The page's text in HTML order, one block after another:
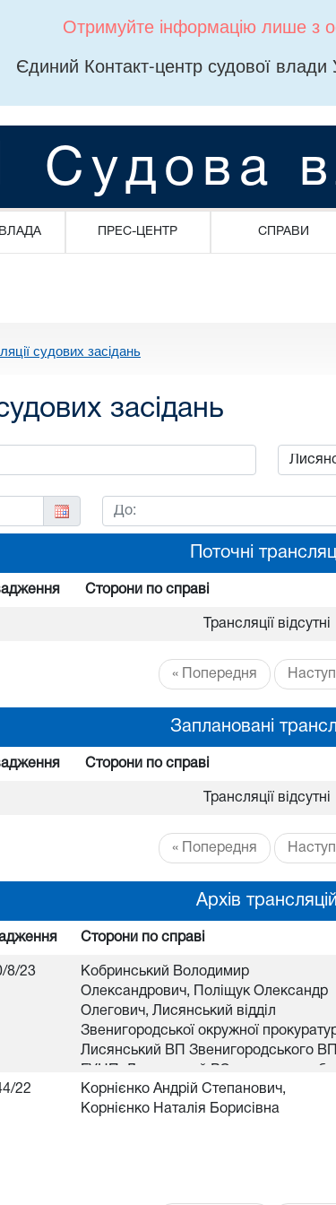
Отримуйте інформацію лише з
Єдиний Контакт-центр судової
Судова
ПРЕС-ЦЕНТР СПРАВИ
судових засідань
засідань
Поточні
Сторони по справі
Трансляції відсутні
« Попередня
Заплановані
Сторони по справі
Трансляції відсутні
« Попередня
Архів трансляцій
Сторони по справі
8/23
Кобринський Володимир
Олександрович, Поліщук Олександр
Олегович, Лисянський відділ
Звенигородської окружної
Лисянський ВП Звенигородського ВП
філії державної установи " Центр
пробації" Черкаської обл.
22
Корнієнко Андрій Степанович,
Корнієнко Наталія Борисівна